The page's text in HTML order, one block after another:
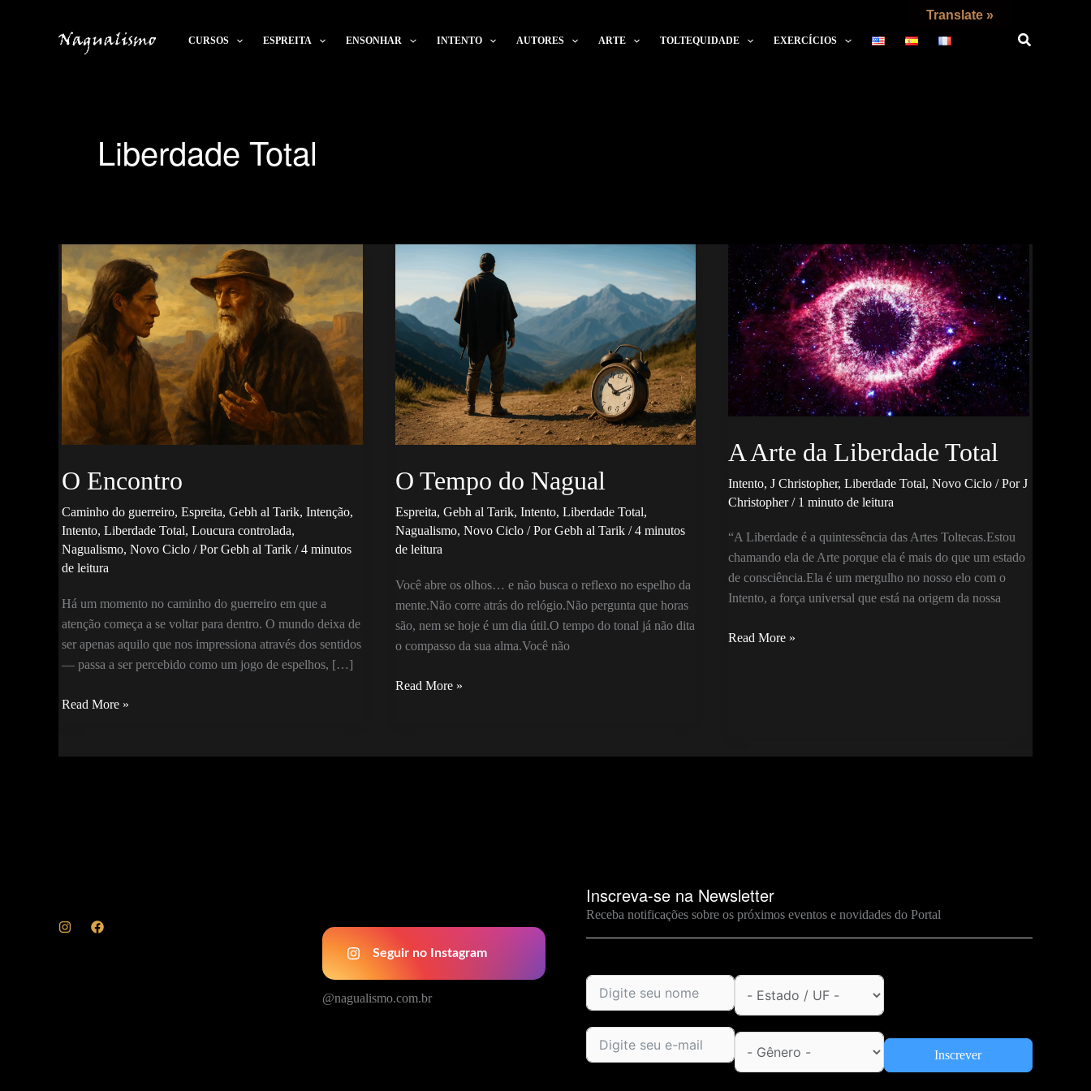
CURSOS ESPREITA ENSONHAR INTENTO AUTORES ARTE TOLTEQUIDADE EXERCÍCIOS
Liberdade Total
O Encontro
Caminho do guerreiro, Espreita, Gebh al Tarik, Intenção,
Intento, Liberdade Total, Loucura controlada,
Nagualismo, Novo Ciclo / PorGebh al Tarik /4 minutos
de leitura
Há um momento no caminho do guerreiro em que a
atenção começa a se voltar para dentro. O mundo deixa de
ser apenas aquilo que nos impressiona através dos sentidos
— passa a ser percebido como um jogo de espelhos, […]
O
Read More »
O Tempo do Nagual
Espreita, Gebh al Tarik, Intento, Liberdade Total,
Nagualismo, Novo Ciclo/ PorGebh al Tarik /4 minutos
de leitura
Você abre os olhos… e não busca o reflexo no espelho da
mente.Não corre atrás do relógio.Não pergunta que horas
são, nem se hoje é um dia útil.O tempo do tonal já não dita
o compasso da sua alma.Você não
O
Read More »
A Arte da Liberdade Total
Intento,J Christopher,Liberdade Total,Novo Ciclo / PorJ
Christopher/ 1 minuto de leitura
“A Liberdade é a quintessência das Artes Toltecas.Estou
chamando ela de Arte porque ela é mais do que um estado
de consciência.Ela é um mergulho no nosso elo com o
Intento, a força universal que está na origem da nossa
A
Read More »
Seguir no Instagram
@nagualismo.com.br
Inscreva-se na Newsletter
Receba notificações sobre os próximos eventos e novidades do Portal
Inscrever
Translate »